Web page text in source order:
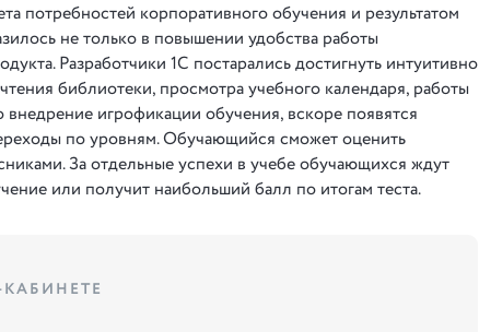
потребностей корпоративного обучения и результатом
не только в повышении удобства работы
Разработчики 1С постарались достигнуть интуитивно
библиотеки, просмотра учебного календаря, работы
игрофикации обучения, вскоре появятся
по уровням. Обучающийся сможет оценить
За отдельные успехи в учебе обучающихся ждут
или получит наибольший балл по итогам теста.